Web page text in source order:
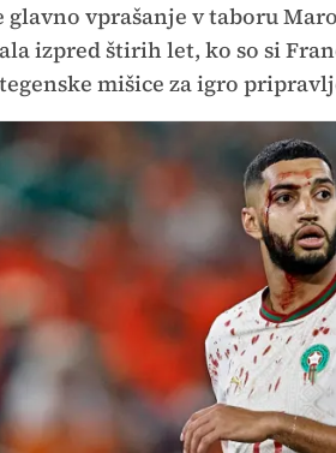
glavno vprašanje v taboru
izpred štirih let, ko so si
mišice za igro